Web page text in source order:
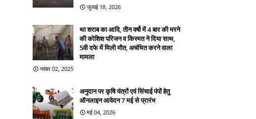
जुलाई 18, 2026
था शराब का आदि, तीन वर्षो में 4 बार की मरने
की कोशिश परिजन व किस्मत ने दिया साथ,
5वी दफे में मिली मौत, अचंभित करने वाला
मामला
नवंबर 02, 2025
अनुदान पर कृषि यंत्रों एवं सिंचाई पंपों हेतु
ऑनलाइन आवेदन 7 मई से प्रारंभ
मई 04, 2026